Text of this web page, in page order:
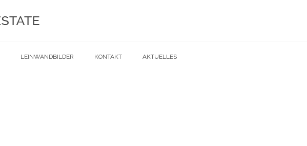
LEINWANDBILDER KONTAKT AKTUELLES